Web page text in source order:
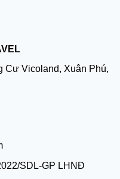
Cư Vicoland, Xuân Phú,
SDL-GP LHNĐ